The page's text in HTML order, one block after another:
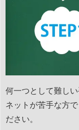
何一つとして難し
ネットが苦手な方
ださい。